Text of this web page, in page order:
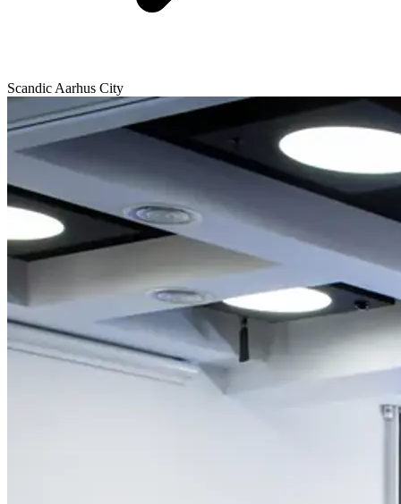
Scandic Aarhus City